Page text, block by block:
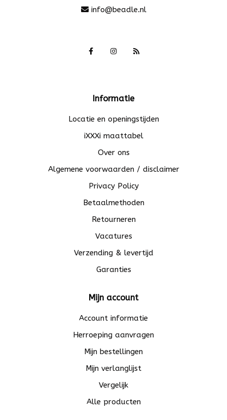
info@beadle.nl
Informatie
Locatie en openingstijden
iXXXi maattabel
Over ons
Algemene voorwaarden / disclaimer
Privacy Policy
Betaalmethoden
Retourneren
Vacatures
Verzending & levertijd
Garanties
Mijn account
Account informatie
Herroeping aanvragen
Mijn bestellingen
Mijn verlanglijst
Vergelijk
Alle producten